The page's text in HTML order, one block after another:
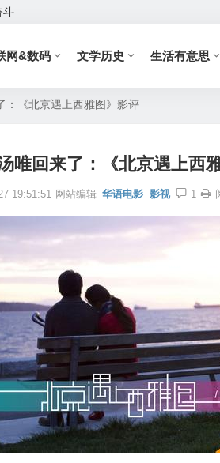
斗
网&数码 文学历史 生活有意思
：《北京遇上西雅图》影评
唯回来了：《北京遇上西
19:51:51 网站编辑 华语电影 影视 1